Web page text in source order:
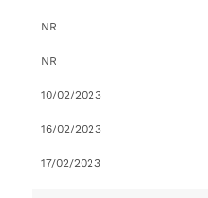
NR
NR
10/02/2023
16/02/2023
17/02/2023